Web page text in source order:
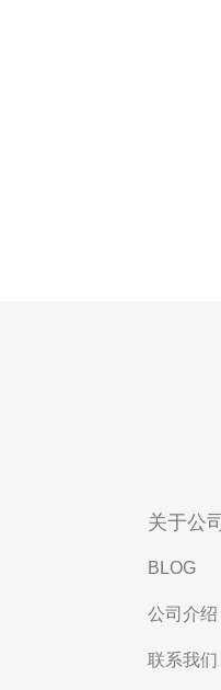
关于公司
BLOG
公司介绍
联系我们